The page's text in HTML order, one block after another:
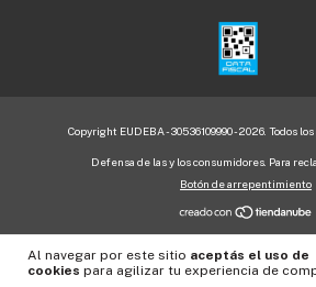
Al navegar por este sitio aceptás el uso de
cookies para agilizar tu experiencia de
Copyright EUDEBA - 30536109990 - 2026. Todos
Defensa de las y los consumidores. Para
Botón de arrepentimiento